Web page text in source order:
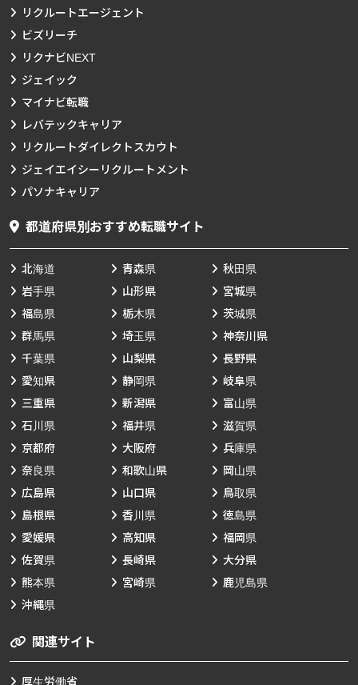
リクルートエージェント
ビズリーチ
リクナビNEXT
ジェイック
マイナビ転職
レバテックキャリア
リクルートダイレクトスカウト
ジェイエイシーリクルートメント
パソナキャリア
都道府県別おすすめ転職サイト
北海道 青森県
秋田県
岩手県
山形県
宮城県
福島県
栃木県
茨城県
群馬県
埼玉県
神奈川県
千葉県
山梨県
長野県
愛知県
静岡県
岐阜県
三重県
新潟県
富山県
石川県
福井県
滋賀県
京都府
大阪府
兵庫県
奈良県
和歌山県
岡山県
広島県
山口県
鳥取県
島根県
香川県
徳島県
愛媛県
高知県
福岡県
佐賀県
長崎県
大分県
熊本県
宮崎県
鹿児島県
沖縄県
関連サイト
厚生労働省